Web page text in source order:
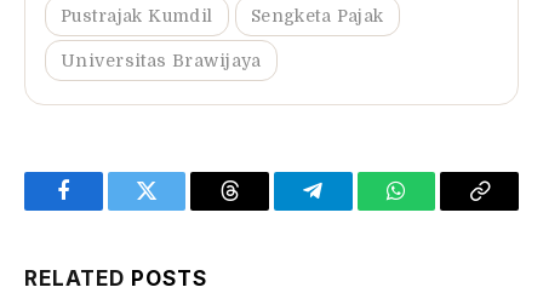
Pustrajak Kumdil Sengketa Pajak
Universitas Brawijaya
FacebookTwitter Threads TelegramWhatsAppCopy
RELATED POSTS